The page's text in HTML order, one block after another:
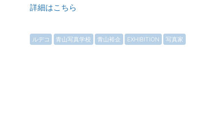
詳細はこちら
ルデコ 青山写真学校 青山裕企 EXHIBITION 写真家